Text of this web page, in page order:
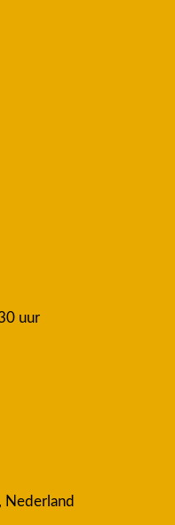
uur
Nederland